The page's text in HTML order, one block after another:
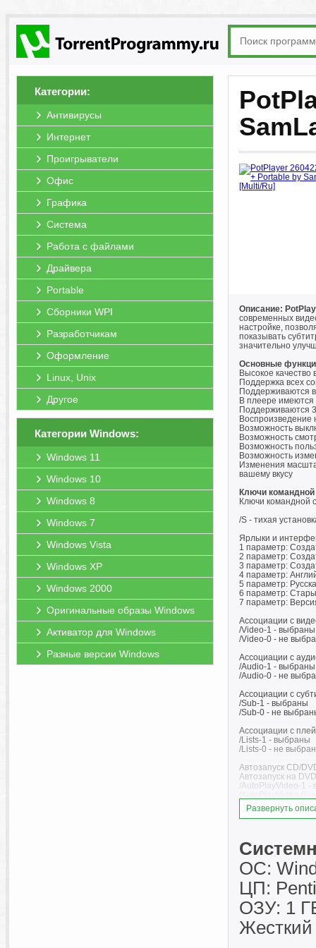
Категории:
Антивирусы
Интернет
Проигрыватели
Офис
Графика
Система
Работа с файлами
Драйвера
Portable
Сборники WPI
Разработчикам
Оформление
Linux, Unix
Другое
Категории Windows:
Windows 11
Windows 10
Windows 8
Windows 7
Windows Vista
Windows XP
Windows 2000
Оригинальные образы Windows
Активатор для Windows
Разные версии Windows
Описание:
современных
настройке,
показывать
значительно
Основные
Высокое качество
Поддержка всех
Поддерживаются
В плеере имеются
Поддерживаются
Возможность
Возможность
Возможность
Возможность
Изменения
вашему вкусу
Ключи командной
Ключи командной
/S - тихая
Ярлыки и
1 параметр:
2 параметр:
3 параметр:
4 параметр:
5 параметр:
6 параметр:
7 параметр:
Ассоциации с
/Video-1 - выбраны
/Video-0 - не
Ассоциации с
/Audio-1 - выбраны
/Audio-0 - не
Ассоциации с
/Sub-1 - выбраны
/Sub-0 - не
Ассоциации с
/Lists-1 - выбраны
/Lists-0 - не
Автозапуск CD/
Автозапуск на
/AutoPlayVideo-1 -
Автозапуск на
/AutoPlayAudio-1 -
Импорт
/ImpReg - импорт
/ImpIni - импорт
Используется
Сами файлы
Прежние
Пример:
PotPlayer.exe /S /
Развернуть
OC:
ЦП:
ОЗУ: 1